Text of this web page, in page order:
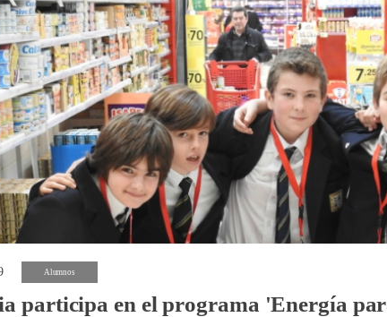
Alumnos
participa en el programa 'Energía